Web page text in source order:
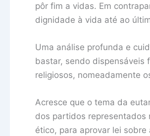
pôr fim a vidas. Em
dignidade à vida até ao
Uma análise profunda e
bastar, sendo dispensáveis
religiosos, nomeadamente
Acresce que o tema da
dos partidos representados
ético, para aprovar lei sobre